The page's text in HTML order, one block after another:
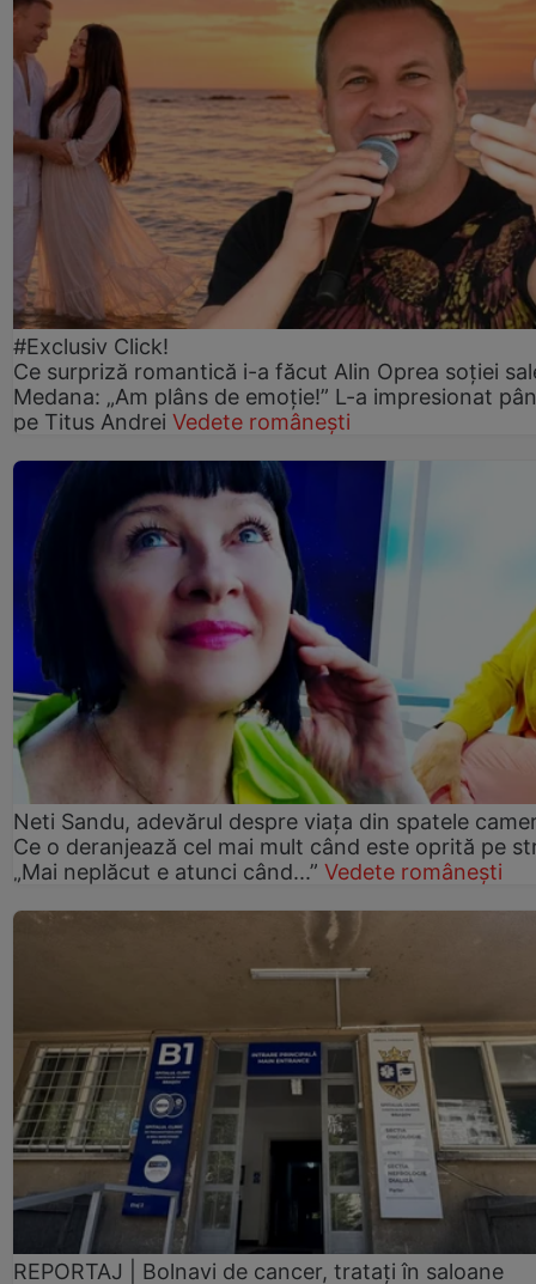
#Exclusiv Click!
Ce surpriză romantică i-a făcut Alin Oprea soției
Medana: „Am plâns de emoție!” L-a impresionat
pe Titus Andrei Vedete românești
Neti Sandu, adevărul despre viața din spatele
Ce o deranjează cel mai mult când este oprită pe
„Mai neplăcut e atunci când...” Vedete românești
REPORTAJ | Bolnavi de cancer, tratați în saloane